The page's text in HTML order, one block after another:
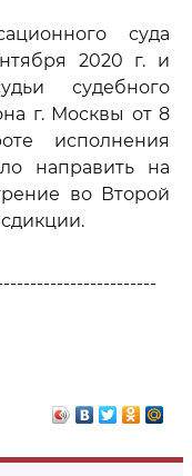
суда
2020 г. и
судебного
г. Москвы от 8
исполнения
направить на
во Второй